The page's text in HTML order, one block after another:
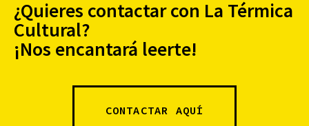
¿Quieres contactar con La Térmica
Cultural?
¡Nos encantará leerte!
CONTACTAR AQUÍ